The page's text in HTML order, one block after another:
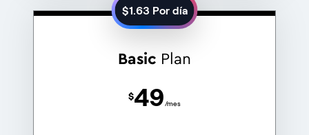
$1.63 Por día
Basic Plan
$49/mes